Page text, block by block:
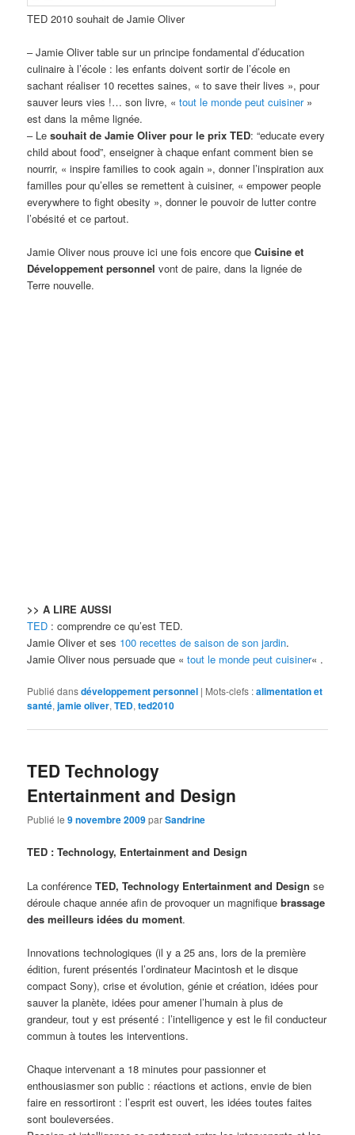
TED 2010 souhait de Jamie Oliver
– Jamie Oliver table sur un principe fondamental d’éducation
culinaire à l’école : les enfants doivent sortir de l’école en
sachant réaliser 10 recettes saines, « to save their lives », pour
sauver leurs vies !… son livre, «tout le monde peut cuisiner»
est dans la même lignée.
– Lesouhait de Jamie Oliver pour le prix TED: “educate every
child about food”, enseigner à chaque enfant comment bien se
nourrir, « inspire families to cook again », donner l’inspiration aux
familles pour qu’elles se remettent à cuisiner, « empower people
everywhere to fight obesity », donner le pouvoir de lutter contre
l’obésité et ce partout.
Jamie Oliver nous prouve ici une fois encore queCuisine et
Développement personnel vont de paire, dans la lignée de
Terre nouvelle.
>> A LIRE AUSSI
TED : comprendre ce qu’est TED.
Jamie Oliver et ses 100 recettes de saison de son jardin.
Jamie Oliver nous persuade que «tout le monde peut cuisiner« .
Publié dansdéveloppement personnel | Mots-clefs :alimentation et
santé,jamie oliver,TED,ted2010
TED Technology
Entertainment and Design
Publié le9 novembre 2009parSandrine
TED : Technology, Entertainment and Design
La conférenceTED, Technology Entertainment and Design se
déroule chaque année afin de provoquer un magnifiquebrassage
des meilleurs idées du moment.
Innovations technologiques (il y a 25 ans, lors de la première
édition, furent présentés l’ordinateur Macintosh et le disque
compact Sony), crise et évolution, génie et création, idées pour
sauver la planète, idées pour amener l’humain à plus de
grandeur, tout y est présenté : l’intelligence y est le fil conducteur
commun à toutes les interventions.
Chaque intervenant a 18 minutes pour passionner et
enthousiasmer son public : réactions et actions, envie de bien
faire en ressortiront : l’esprit est ouvert, les idées toutes faites
sont bouleversées.